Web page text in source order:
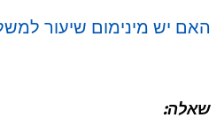
האם יש מינימום שיעור
שאלה: